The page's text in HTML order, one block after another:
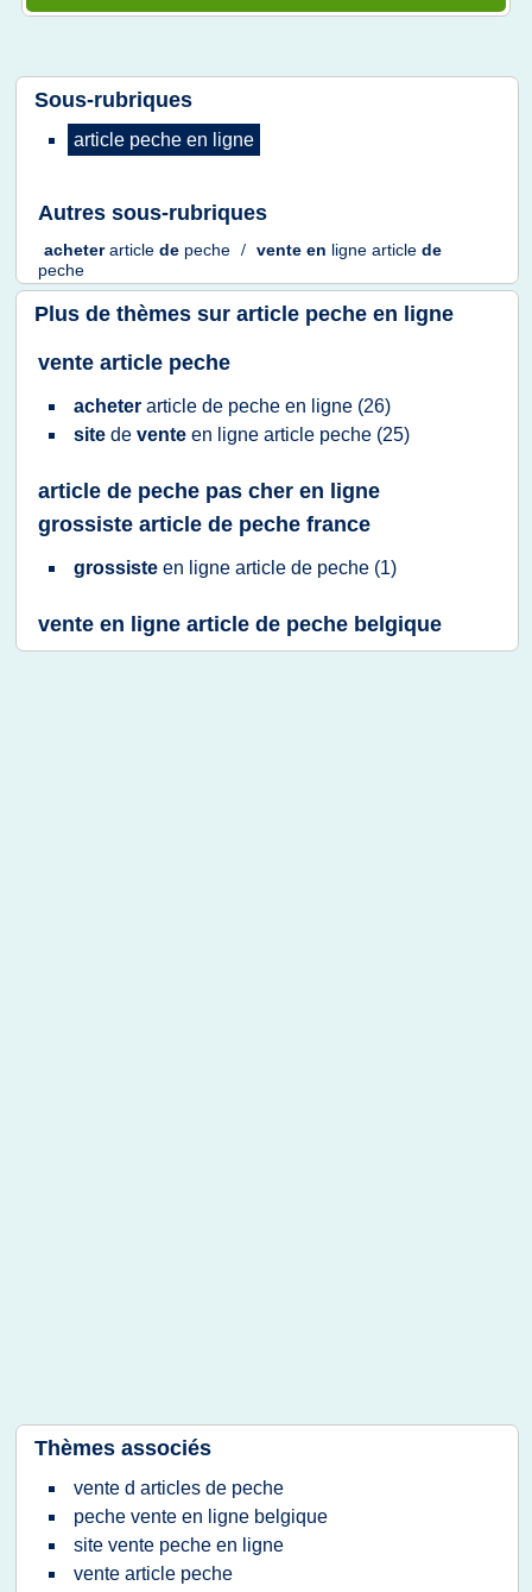
Sous-rubriques
article peche en ligne
Autres sous-rubriques
acheterarticle de peche / vente en ligne article de
peche
Plus de thèmes sur article peche en ligne
vente article peche
acheter article de peche en ligne (26)
site de vente en ligne article peche (25)
article de peche pas cher en ligne
grossiste article de peche france
grossiste en ligne article de peche (1)
vente en ligne article de peche belgique
Thèmes associés
vente d articles de peche
peche vente en ligne belgique
site vente peche en ligne
vente article peche